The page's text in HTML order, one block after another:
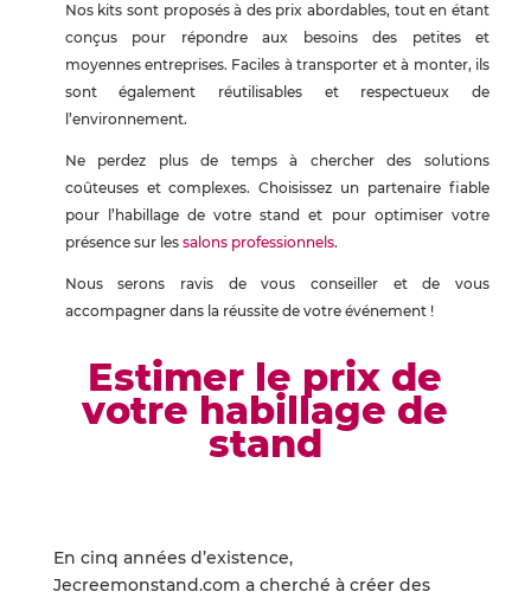
Nos kits sont proposés à des prix abordables, tout en étant
conçus pour répondre aux besoins des petites et
moyennes entreprises. Faciles à transporter et à monter, ils
sont également réutilisables et respectueux de
l’environnement.
Ne perdez plus de temps à chercher des solutions
coûteuses et complexes. Choisissez un partenaire fiable
pour l’habillage de votre stand et pour optimiser votre
présence sur les salons professionnels.
Nous serons ravis de vous conseiller et de vous
accompagner dans la réussite de votre événement !
Estimer le prix de
votre habillage de
stand
En cinq années d’existence,
Jecreemonstand.com a cherché à créer des